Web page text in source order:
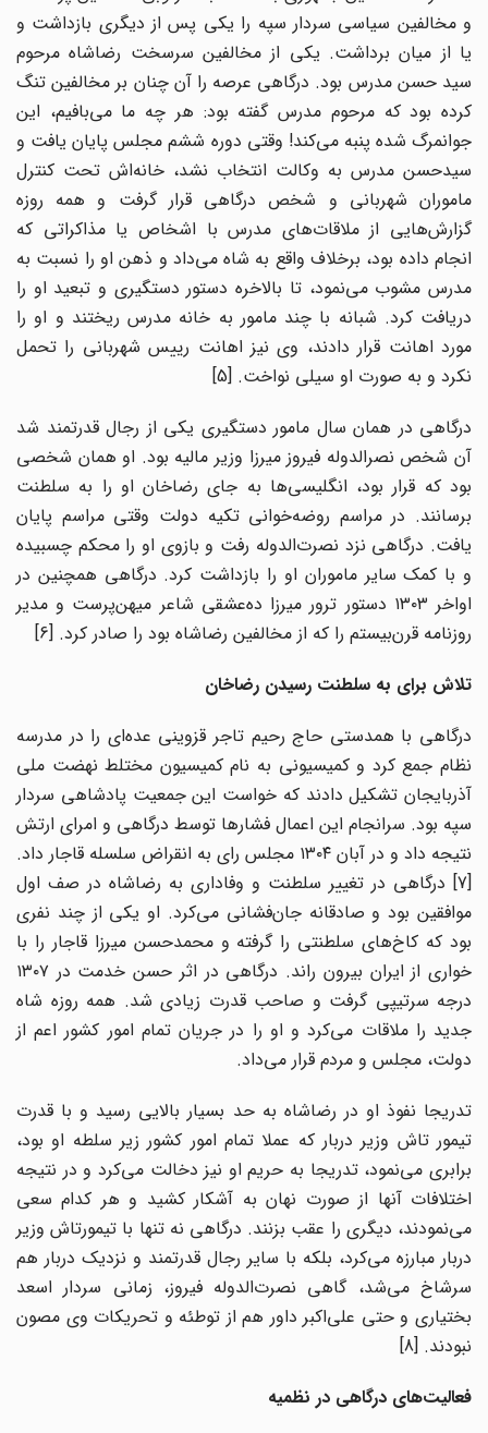
و مخالفین سیاسی سردار سپه را یکی پس از دیگری بازداشت و
یا از میان برداشت. یکی از مخالفین سرسخت رضاشاه مرحوم
سید حسن مدرس بود. درگاهی عرصه را آن چنان بر مخالفین تنگ
کرده بود که مرحوم مدرس گفته بود: هر چه ما می‌بافیم، این
جوانمرگ شده پنبه می‌کند! وقتی دوره ششم مجلس پایان یافت و
سید‌حسن مدرس به وکالت انتخاب نشد، خانه‌اش تحت کنترل
ماموران شهربانی و شخص درگاهی قرار گرفت و همه روزه
گزارش‌هایی از ملاقات‌های مدرس با اشخاص یا مذاکراتی که
انجام داده بود، برخلاف واقع به شاه می‌داد و ذهن او را نسبت به
مدرس مشوب می‌نمود، تا بالاخره دستور دستگیری و تبعید او را
دریافت کرد. شبانه با چند مامور به خانه مدرس ریختند و او را
مورد اهانت قرار دادند، وی نیز اهانت رییس شهربانی را تحمل
نکرد و به صورت او سیلی نواخت. [5]
درگاهی در همان سال مامور دستگیری یکی از رجال قدرتمند شد
آن شخص نصرالدوله فیروز میرزا وزیر مالیه بود. او همان شخصی
بود که قرار بود، انگلیسی‌ها به جای رضاخان او را به سلطنت
برسانند. در مراسم روضه‌خوانی تکیه ‌دولت وقتی مراسم پایان
یافت. درگاهی نزد نصرت‌الدوله رفت و بازوی او را محکم چسبیده
و با کمک سایر ماموران او را بازداشت کرد. درگاهی همچنین در
اواخر ۱۳۰۳ دستور ترور میر‌زا ده‌عشقی شاعر میهن‌پرست و مدیر
روزنامه قرن‌بیستم را که از مخالفین رضاشاه بود را صادر کرد. [6]
تلاش برای به سلطنت رسیدن رضاخان
درگاهی با همدستی حاج رحیم تاجر قزوینی عده‌ای را در مدرسه
نظام جمع کرد و کمیسیونی به نام کمیسیون مختلط نهضت ملی
آذربایجان تشکیل دادند که خواست این جمعیت پادشاهی سردار
سپه بود. سرانجام این اعمال فشارها توسط درگاهی و امرای ارتش
نتیجه داد و در آبان ۱۳۰۴ مجلس رای به انقراض سلسله قاجار داد.
[7] درگاهی در تغییر سلطنت و وفاداری به رضاشاه در صف اول
موافقین بود و صادقانه جان‌فشانی می‌کرد. او یکی از چند نفری
بود که کاخ‌های سلطنتی را گرفته و محمدحسن میرزا قاجار را با
خواری از ایران بیرون راند. درگاهی در اثر حسن خدمت در ۱۳۰۷
درجه سرتیپی گرفت و صاحب قدرت زیادی شد. همه روزه شاه
جدید را ملاقات می‌کرد و او را در جریان تمام امور کشور اعم از
دولت، مجلس و مردم قرار می‌داد.
تدریجا نفوذ او در رضاشاه به حد بسیار بالایی رسید و با قدرت
تیمور تاش وزیر دربار که عملا تمام امور کشور زیر سلطه او بود،
برابری می‌نمود، تدریجا به حریم او نیز دخالت می‌کرد و در نتیجه
اختلافات آنها از صورت نهان به آشکار کشید و هر کدام سعی
می‌نمودند، دیگری را عقب بزنند. درگاهی نه تنها با تیمورتاش وزیر
دربار مبارزه می‌کرد، بلکه با سایر رجال قدرتمند و نزدیک دربار هم
سرشاخ می‌شد، گاهی نصرت‌الدوله فیروز، زمانی سردار اسعد
بختیاری و حتی علی‌اکبر داور هم از توطئه و تحریکات وی مصون
نبودند. [8]
فعالیت‌های درگاهی در نظمیه